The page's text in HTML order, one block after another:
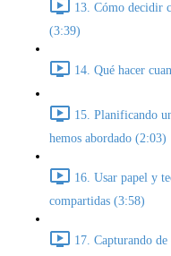
13. Cómo decidir
(3:39)
14. Qué hacer
15. Planificando
hemos abordado (2:03)
16. Usar papel y
compartidas (3:58)
17. Capturando